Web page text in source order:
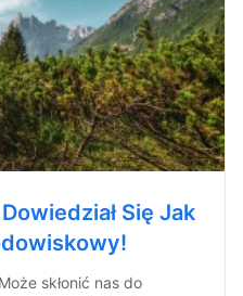
Się Jak
skłonić nas do